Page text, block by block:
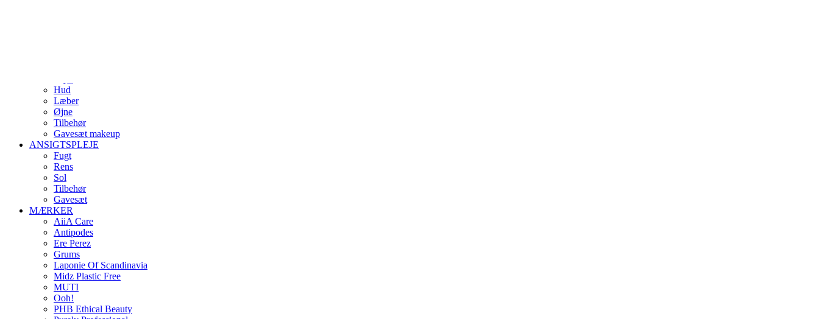
Hud
Læber
Øjne
Tilbehør
Gavesæt makeup
ANSIGTSPLEJE
Fugt
Rens
Sol
Tilbehør
Gavesæt
MÆRKER
AiiA Care
Antipodes
Ere Perez
Grums
Laponie Of Scandinavia
Midz Plastic Free
MUTI
Ooh!
PHB Ethical Beauty